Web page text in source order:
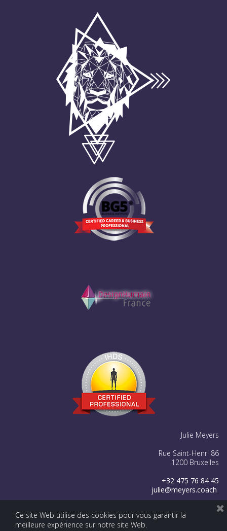
Julie Meyers
Rue Saint-Henri 86
1200 Bruxelles
+32 475 76 84 45
julie@meyers.coach
  
Ce site Web utilise des cookies pour vous garantir la
meilleure expérience sur notre site Web.